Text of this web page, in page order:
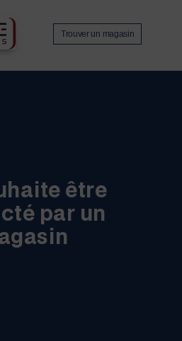
Trouver un magasin
être
par un